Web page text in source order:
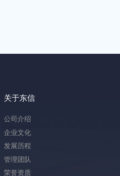
关于东信
公司介绍
企业文化
发展历程
管理团队
荣誉资质